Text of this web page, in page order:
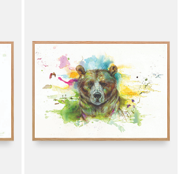
muunnelma.
Voit
tehdä
valinnat
tuotteen
sivulla.